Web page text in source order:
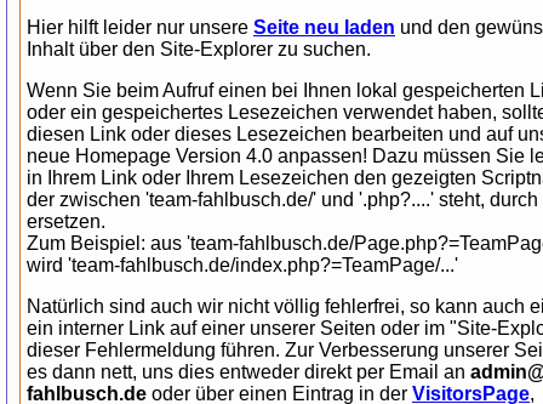
Hier hilft leider nur unsere Seite neu laden und den
Inhalt über den Site-Explorer zu suchen.
Wenn Sie beim Aufruf einen bei Ihnen lokal gespeicherten
oder ein gespeichertes Lesezeichen verwendet haben,
diesen Link oder dieses Lesezeichen bearbeiten und auf
neue Homepage Version 4.0 anpassen! Dazu müssen Sie
in Ihrem Link oder Ihrem Lesezeichen den gezeigten
der zwischen 'team-fahlbusch.de/' und '.php?....' steht,
ersetzen.
Zum Beispiel: aus 'team-fahlbusch.de/
wird 'team-fahlbusch.de/index.php?=TeamPage/...'
Natürlich sind auch wir nicht völlig fehlerfrei, so kann auch
ein interner Link auf einer unserer Seiten oder im "Site-
dieser Fehlermeldung führen. Zur Verbesserung unserer
es dann nett, uns dies entweder direkt per Email an
fahlbusch.de oder über einen Eintrag in der VisitorsPage,